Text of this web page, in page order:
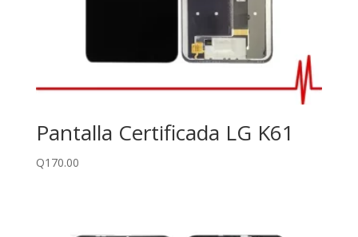
Pantalla Certificada LG K61
Q170.00